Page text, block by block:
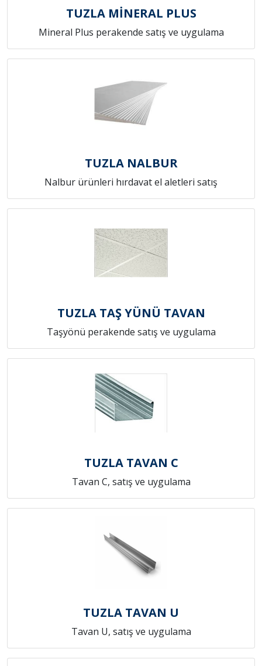
TUZLA MİNERAL PLUS
Mineral Plus perakende satış ve uygulama
TUZLA NALBUR
Nalbur ürünleri hırdavat el aletleri satış
TUZLA TAŞ YÜNÜ TAVAN
Taşyönü perakende satış ve uygulama
TUZLA TAVAN C
Tavan C, satış ve uygulama
TUZLA TAVAN U
Tavan U, satış ve uygulama